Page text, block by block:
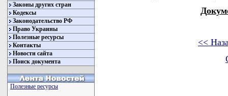
Законы других стран
Кодексы
Законодательство РФ
Право Украины
Полезные ресурсы
Контакты
Новости сайта
Поиск документа
Полезные ресурсы
<<